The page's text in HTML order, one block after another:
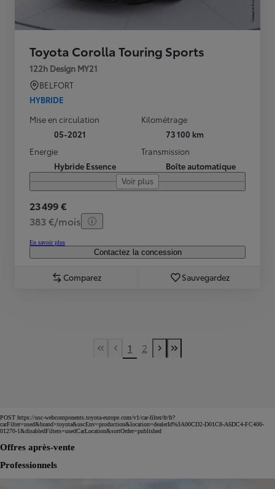
Toyota Corolla Touring Sports
122h Design MY21
BELFORT
HYBRIDE
Mise en circulation
05-2021
Kilométrage
73 100 km
Energie
Hybride Essence
Transmission
Boîte automatique
Voir plus
23 499 €
383 €/mois
En savoir plus
Contactez la concession
Comparez Sauvegardez
First Page
Previous page
1 2
Next page
Last Page
POST https://usc-webcomponents.toyota-europe.com/v1/car-filter/fr/fr?
carFilter=used&brand=toyota&uscEnv=production&location=dealerId%3A00CD2-D01C8-A6DC4-FC400-
01270-1&disabledFilters=usedCarLocation&sortOrder=published
Offres après-vente
Professionnels